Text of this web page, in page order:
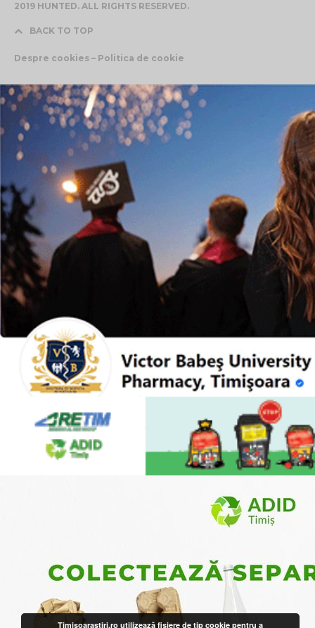
2019 HUNTED. ALL RIGHTS RESERVED.
BACK TO TOP
Despre cookies – Politica de cookie
Timisoarastiri.ro utilizează fişiere de tip cookie pentru a